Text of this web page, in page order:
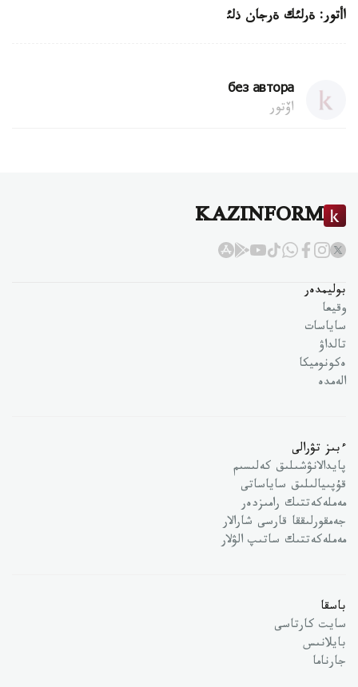
اأتور: ةرلئك ةرجان ذلئ
без автора
اۆتور
KAZINFORM
بوليمدەر
وقيعا
ساياسات
تالداۋ
ەكونوميكا
الەمدە
ءبىز تۋرالى
پايدالانۋشىلىق كەلىسىم
قۇپىيالىلىق ساياساتى
مەملەكەتتىك رامىزدەر
جەمقورلىققا قارسى شارالار
مەملەكەتتىك ساتىپ الۋلار
باسقا
سايت كارتاسى
بايلانىس
جارناما